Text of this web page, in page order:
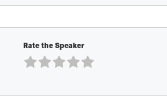
Rate the Speaker